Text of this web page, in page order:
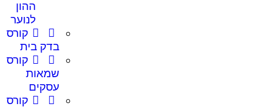
ההון
לנוער
קורס
בדק בית
קורס
שמאות
עסקים
קורס